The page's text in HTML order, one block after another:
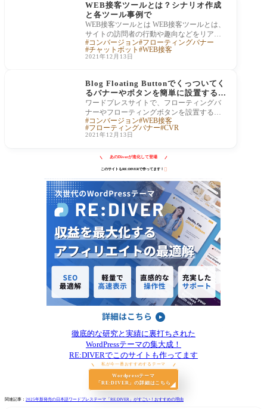
WEB接客ツールとは？シナリオ作成
と各ツール事例で
WEB接客ツールとは WEB接客ツールとは、
サイトの訪問者の行動や趣向などをリアル
タイムで分析し、適切なメッセージや関連
商品、訪
コンバージョン フローティングバナー
チャットボット
WEB接客
2021年12月13日
Blog Floating Buttonでくっついてく
るバナーやボタンを簡単に設置する方
法
ワードプレスサイトで、フローティングバ
ナーやフローティングボタンを設置するな
ら、簡単に設置できるプラグイン「Blog Flo
ating Butt
コンバージョン WEB接客
フローティングバナー CVR
2021年12月13日
あのDiverが進化して登場
このサイトもRE:DIVERで作ってます！ 
徹底的な研究と実績に裏打ちされた
WordPressテーマの集大成！
RE:DIVERでこのサイトも作ってます
私が今一番おすすめするテーマ
Wordpressテーマ
「RE:DIVER」の詳細はこちら
関連記事： 2025年新発売の日本語ワードプレステーマ「RE:DIVER」がすごい！おすすめの理由